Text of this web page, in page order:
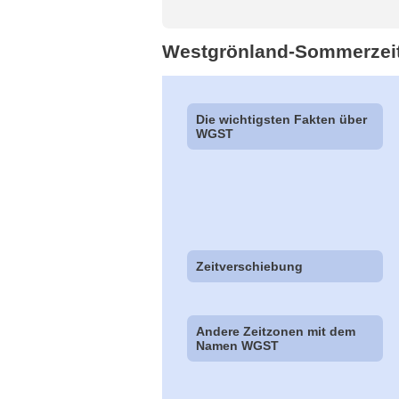
Westgrönland-
Die wichtigsten Fakten über
WGST
Zeitverschiebung
Andere Zeitzonen mit dem
Namen WGST